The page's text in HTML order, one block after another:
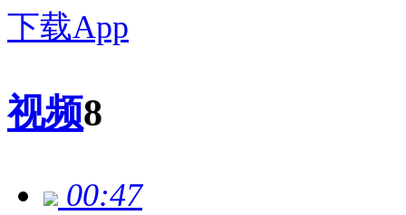
下载App
视频8
00:47